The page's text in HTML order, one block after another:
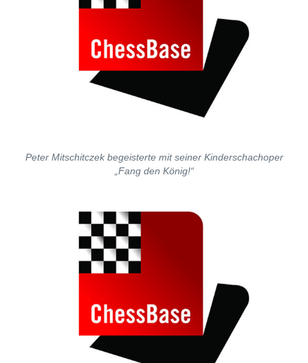
Peter Mitschitczek begeisterte mit seiner Kinderschachoper
„Fang den König!“